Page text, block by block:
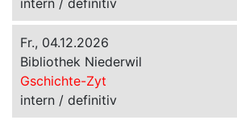
intern / definitiv
Fr., 04.12.2026
Bibliothek Niederwil
Gschichte-Zyt
intern / definitiv